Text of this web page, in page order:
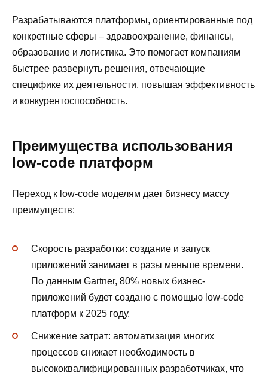
Разрабатываются платформы, ориентированные под
конкретные сферы – здравоохранение, финансы,
образование и логистика. Это помогает компаниям
быстрее развернуть решения, отвечающие
специфике их деятельности, повышая эффективность
и конкурентоспособность.
Преимущества использования
low-code платформ
Переход к low-code моделям дает бизнесу массу
преимуществ:
Скорость разработки: создание и запуск
приложений занимает в разы меньше времени.
По данным Gartner, 80% новых бизнес-
приложений будет создано с помощью low-code
платформ к 2025 году.
Снижение затрат: автоматизация многих
процессов снижает необходимость в
высококвалифицированных разработчиках, что